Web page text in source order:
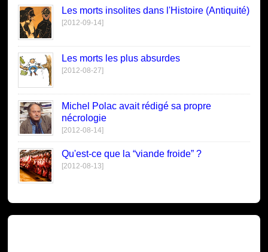
Les morts insolites dans l'Histoire (Antiquité)
[2012-09-14]
Les morts les plus absurdes
[2012-08-27]
Michel Polac avait rédigé sa propre
nécrologie
[2012-08-14]
Qu'est-ce que la “viande froide” ?
[2012-08-13]